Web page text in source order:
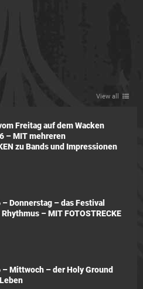
View all
Freitag auf dem Wacken
– MIT mehreren
zu Bands und Impressionen
Donnerstag – das Festival
– MIT FOTOSTRECKE
– Mittwoch – der Holy Ground